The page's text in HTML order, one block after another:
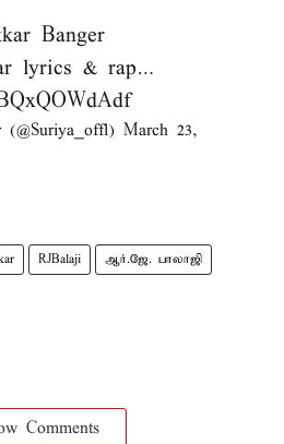
Banger
lyrics & rap…
March 23,
RJBalaji ஆர்.ஜே. பாலாஜி
Comments